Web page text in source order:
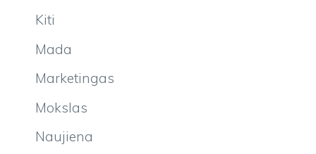
Kiti
Mada
Marketingas
Mokslas
Naujiena